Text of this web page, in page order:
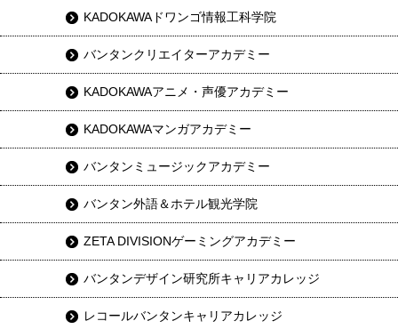
KADOKAWAドワンゴ情報工科学院
バンタンクリエイターアカデミー
KADOKAWAアニメ・声優アカデミー
KADOKAWAマンガアカデミー
バンタンミュージックアカデミー
バンタン外語＆ホテル観光学院
ZETA DIVISIONゲーミングアカデミー
バンタンデザイン研究所キャリアカレッジ
レコールバンタンキャリアカレッジ